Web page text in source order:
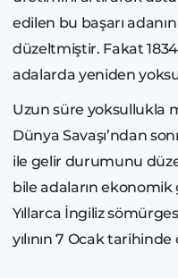
edilen bu başarı
düzeltmiştir. Fakat 1834
adalarda yeniden
Uzun süre yoksullukla
Dünya Savaşı’ndan
ile gelir durumunu
bile adaların
Yıllarca İngiliz
yılının 7 Ocak